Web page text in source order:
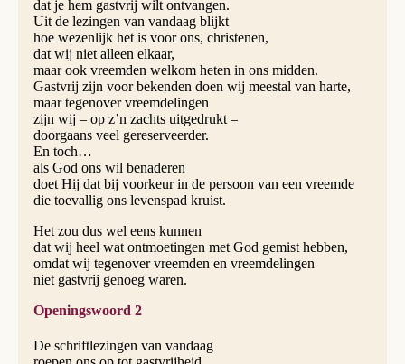
dat je hem gastvrij wilt ontvangen.
Uit de lezingen van vandaag blijkt
hoe wezenlijk het is voor ons, christenen,
dat wij niet alleen elkaar,
maar ook vreemden welkom heten in ons midden.
Gastvrij zijn voor bekenden doen wij meestal van harte,
maar tegenover vreemdelingen
zijn wij – op z’n zachts uitgedrukt –
doorgaans veel gereserveer­der.
En toch…
als God ons wil benaderen
doet Hij dat bij voorkeur in de persoon van een vreemde
die toevallig ons levenspad kruist.
Het zou dus wel eens kunnen
dat wij heel wat ontmoetingen met God gemist hebben,
omdat wij tegenover vreemden en vreemdelingen
niet gastvrij genoeg waren.
Openingswoord 2
De schriftlezingen van vandaag